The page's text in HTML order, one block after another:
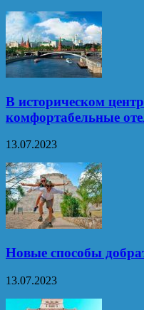
В историческом
комфортабельные
13.07.2023
Новые способы
13.07.2023